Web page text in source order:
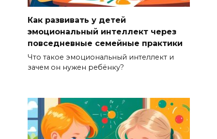
Как развивать у детей
эмоциональный интеллект через
повседневные семейные практики
Что такое эмоциональный интеллект и
зачем он нужен ребёнку?